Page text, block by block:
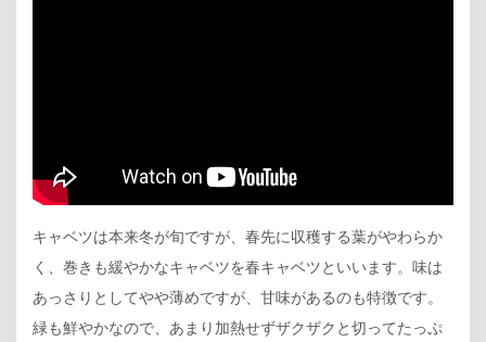
キャベツは本来冬が旬ですが、春先に収穫する葉がやわらか
く、巻きも緩やかなキャベツを春キャベツといいます。味は
あっさりとしてやや薄めですが、甘味があるのも特徴です。
緑も鮮やかなので、あまり加熱せずザクザクと切ってたっぷ